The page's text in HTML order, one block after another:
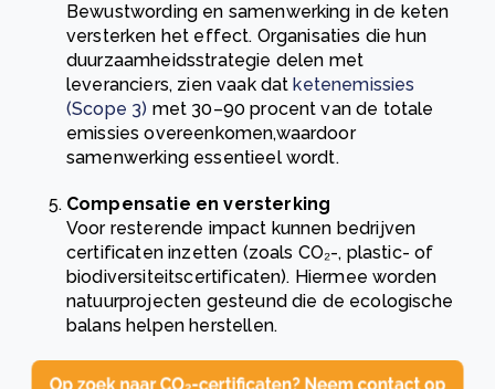
Bewustwording en samenwerking in de keten
versterken het effect. Organisaties die hun
duurzaamheidsstrategie delen met
leveranciers, zien vaak dat ketenemissies
(Scope 3) met 30–90 procent van de totale
emissies overeenkomen,waardoor
samenwerking essentieel wordt.
Compensatie en versterking
Voor resterende impact kunnen bedrijven
certificaten inzetten (zoals CO₂-, plastic- of
biodiversiteitscertificaten). Hiermee worden
natuurprojecten gesteund die de ecologische
balans helpen herstellen.